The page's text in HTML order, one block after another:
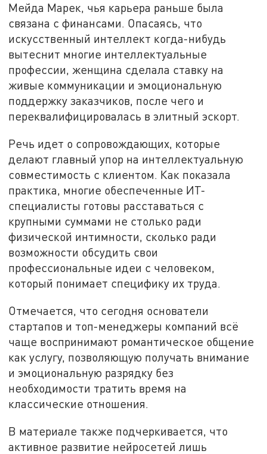
Мейда Марек, чья карьера раньше была
связана с финансами. Опасаясь, что
искусственный интеллект когда-нибудь
вытеснит многие интеллектуальные
профессии, женщина сделала ставку на
живые коммуникации и эмоциональную
поддержку заказчиков, после чего и
переквалифицировалась в элитный эскорт.
Речь идет о сопровождающих, которые
делают главный упор на интеллектуальную
совместимость с клиентом. Как показала
практика, многие обеспеченные ИТ-
специалисты готовы расставаться с
крупными суммами не столько ради
физической интимности, сколько ради
возможности обсудить свои
профессиональные идеи с человеком,
который понимает специфику их труда.
Отмечается, что сегодня основатели
стартапов и топ-менеджеры компаний всё
чаще воспринимают романтическое общение
как услугу, позволяющую получать внимание
и эмоциональную разрядку без
необходимости тратить время на
классические отношения.
В материале также подчеркивается, что
активное развитие нейросетей лишь